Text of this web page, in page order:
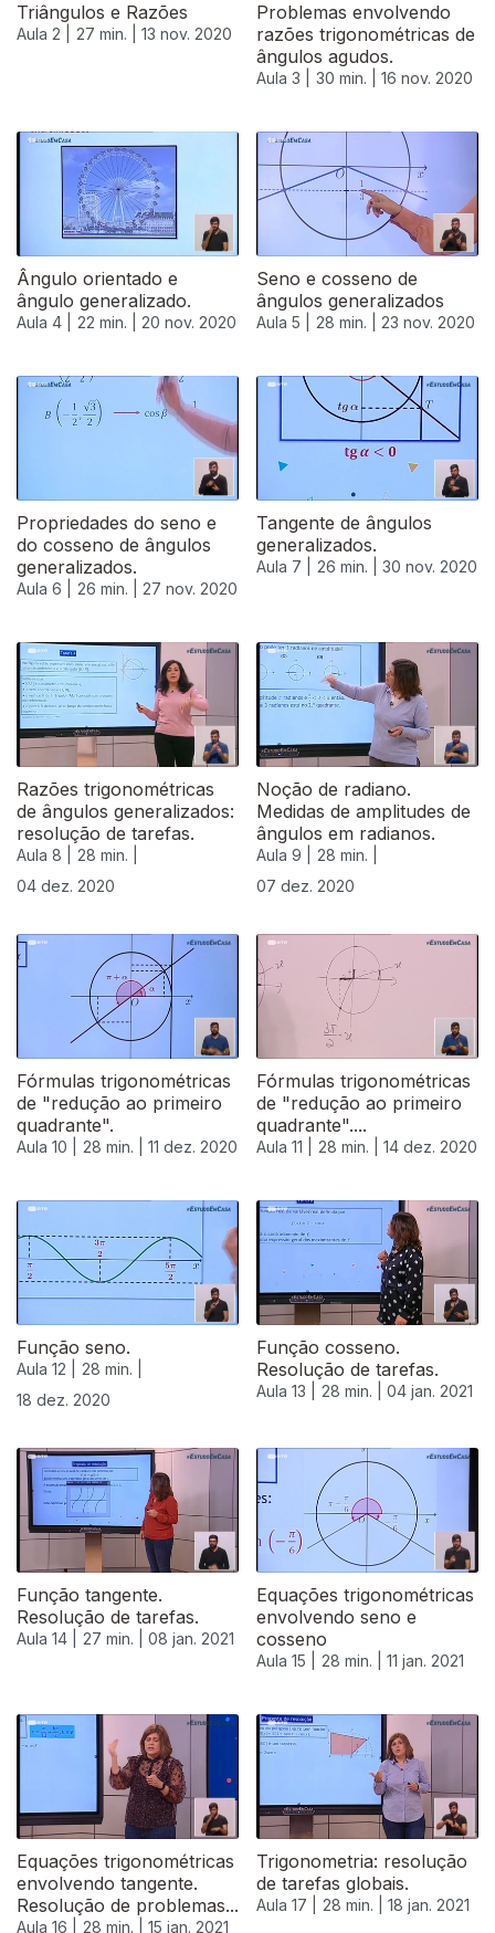
Triângulos e Razões
Aula 2 | 27 min. | 13 nov. 2020
Problemas envolvendo
razões trigonométricas de
ângulos agudos.
Aula 3 | 30 min. | 16 nov. 2020
Ângulo orientado e
ângulo generalizado.
Aula 4 | 22 min. | 20 nov. 2020
Seno e cosseno de
ângulos generalizados
Aula 5 | 28 min. | 23 nov. 2020
Propriedades do seno e
do cosseno de ângulos
generalizados.
Aula 6 | 26 min. | 27 nov. 2020
Tangente de ângulos
generalizados.
Aula 7 | 26 min. | 30 nov. 2020
Razões trigonométricas
de ângulos generalizados:
resolução de tarefas.
Aula 8 |
28 min. |
04 dez. 2020
Noção de radiano.
Medidas de amplitudes de
ângulos em radianos.
Aula 9 |
28 min. |
07 dez. 2020
Fórmulas trigonométricas
de "redução ao primeiro
quadrante".
Aula 10 | 28 min. | 11 dez. 2020
Fórmulas trigonométricas
de "redução ao primeiro
quadrante"....
Aula 11 | 28 min. | 14 dez. 2020
511870
Função seno.
Aula 12 |
28 min. |
18 dez. 2020
Função cosseno.
Resolução de tarefas.
Aula 13 | 28 min. | 04 jan. 2021
Função tangente.
Resolução de tarefas.
Aula 14 | 27 min. | 08 jan. 2021
Equações trigonométricas
envolvendo seno e
cosseno
Aula 15 | 28 min. | 11 jan. 2021
Equações trigonométricas
envolvendo tangente.
Resolução de problemas...
Aula 16 | 28 min. | 15 jan. 2021
Trigonometria: resolução
de tarefas globais.
Aula 17 | 28 min. | 18 jan. 2021